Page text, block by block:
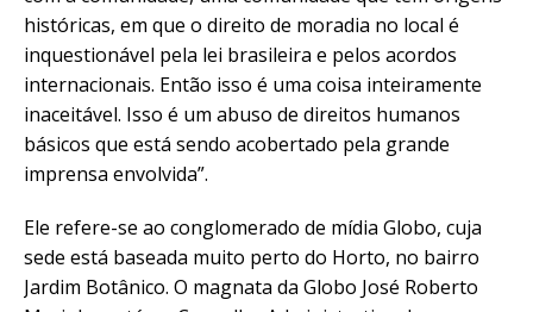
históricas, em que o direito de moradia no local é
inquestionável pela lei brasileira e pelos acordos
internacionais. Então isso é uma coisa inteiramente
inaceitável. Isso é um abuso de direitos humanos
básicos que está sendo acobertado pela grande
imprensa envolvida”.
Ele refere-se ao conglomerado de mídia Globo, cuja
sede está baseada muito perto do Horto, no bairro
Jardim Botânico. O magnata da Globo José Roberto